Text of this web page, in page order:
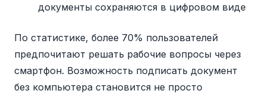
документы сохраняются в цифровом виде
По статистике, более 70% пользователей
предпочитают решать рабочие вопросы через
смартфон. Возможность подписать документ
без компьютера становится не просто